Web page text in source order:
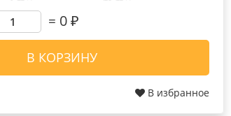
0₽
В КОРЗИНУ
В избранное